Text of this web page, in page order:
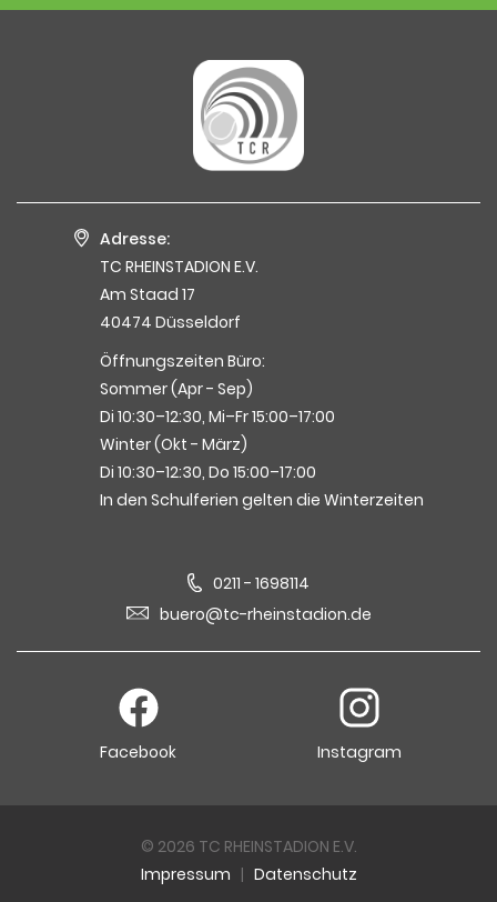
Adresse:
TC RHEINSTADION E.V.
Am Staad 17
40474 Düsseldorf
Öffnungszeiten Büro:
Sommer (Apr - Sep)
Di 10:30–12:30, Mi–Fr 15:00–17:00
Winter (Okt - März)
Di 10:30–12:30, Do 15:00–17:00
In den Schulferien gelten die Winterzeiten
0211 - 1698114
buero@tc-rheinstadion.de
Facebook Instagram
© 2026 TC RHEINSTADION E.V.
Impressum | Datenschutz